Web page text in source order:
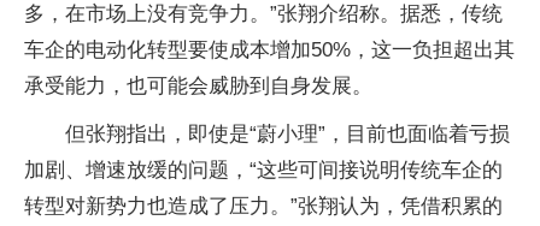
多，在市场上没有竞争力。”张翔介绍称。据悉，传统
车企的电动化转型要使成本增加50%，这一负担超出其
承受能力，也可能会威胁到自身发展。
但张翔指出，即使是“蔚小理”，目前也面临着亏损
加剧、增速放缓的问题，“这些可间接说明传统车企的
转型对新势力也造成了压力。”张翔认为，凭借积累的